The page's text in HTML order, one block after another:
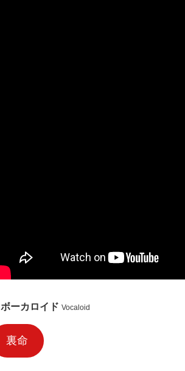
ボーカロイド Vocaloid
裏命